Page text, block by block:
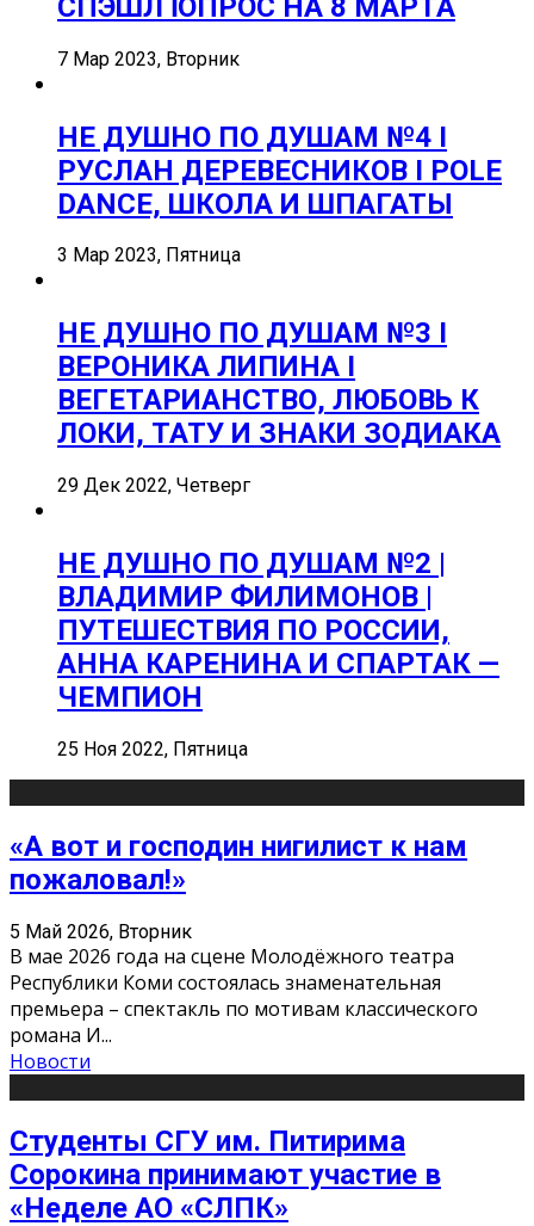
СПЭШЛ ӏ ОПРОС НА 8 МАРТА
7 Мар 2023, Вторник
НЕ ДУШНО ПО ДУШАМ №4 I
РУСЛАН ДЕРЕВЕСНИКОВ I POLE
DANCE, ШКОЛА И ШПАГАТЫ
3 Мар 2023, Пятница
НЕ ДУШНО ПО ДУШАМ №3 I
ВЕРОНИКА ЛИПИНА I
ВЕГЕТАРИАНСТВО, ЛЮБОВЬ К
ЛОКИ, ТАТУ И ЗНАКИ ЗОДИАКА
29 Дек 2022, Четверг
НЕ ДУШНО ПО ДУШАМ №2 |
ВЛАДИМИР ФИЛИМОНОВ |
ПУТЕШЕСТВИЯ ПО РОССИИ,
АННА КАРЕНИНА И СПАРТАК —
ЧЕМПИОН
25 Ноя 2022, Пятница
«А вот и господин нигилист к нам
пожаловал!»
5 Май 2026, Вторник
В мае 2026 года на сцене Молодёжного театра
Республики Коми состоялась знаменательная
премьера – спектакль по мотивам классического
романа И...
Новости
Студенты СГУ им. Питирима
Сорокина принимают участие в
«Неделе АО «СЛПК»